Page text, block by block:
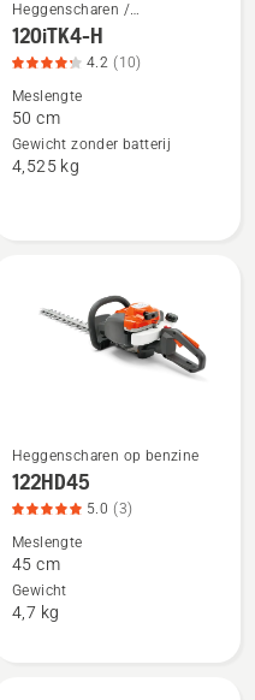
Bekijk
meer
details
over
120iTK4-
Heggenscharen /
Heggensnoeiers
120iTK4-H
4.2 (10)
Meslengte
50 cm
Gewicht zonder batterij
4,525 kg
Bekijk
meer
over
122HD45,
productbeoordeling
Heggenscharen op benzine
122HD45
5.0 (3)
Meslengte
45 cm
Gewicht
4,7 kg